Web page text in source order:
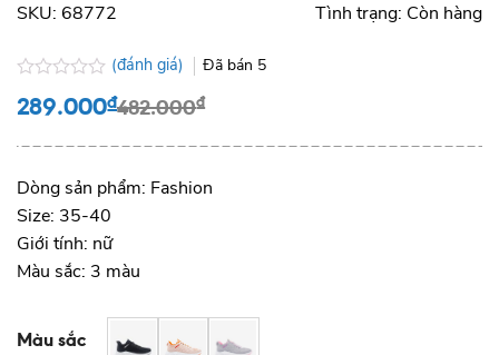
SKU: 68772 Tình trạng: Còn hàng
xếp
0.0
sao
(đánh giá) Đã bán 5
289.000₫482.000₫
Dòng sản phẩm: Fashion
Size: 35-40
Giới tính: nữ
Màu sắc: 3 màu
Màu sắc